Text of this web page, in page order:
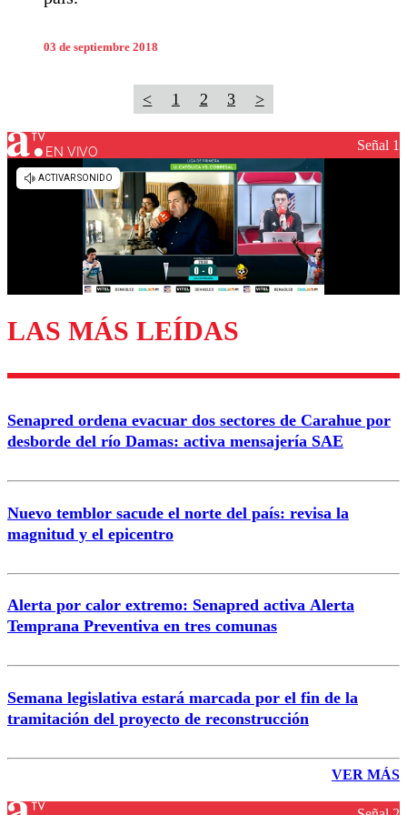
03 de septiembre 2018
< 1 2 3 >
EN VIVO Señal 1
LAS MÁS LEÍDAS
Senapred ordena evacuar dos sectores de Carahue por
desborde del río Damas: activa mensajería SAE
Nuevo temblor sacude el norte del país: revisa la
magnitud y el epicentro
Alerta por calor extremo: Senapred activa Alerta
Temprana Preventiva en tres comunas
Semana legislativa estará marcada por el fin de la
tramitación del proyecto de reconstrucción
VER MÁS